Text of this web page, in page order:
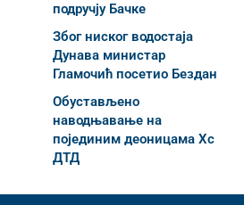
подручју Бачке
Због ниског водостаја
Дунава министар
Гламочић посетио Бездан
Обустављено
наводњавање на
појединим деоницама Хс
ДТД